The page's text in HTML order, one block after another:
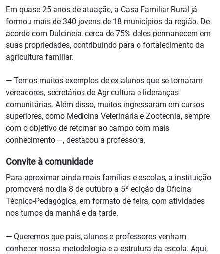
Em quase 25 anos de atuação, a Casa Familiar Rural já
formou mais de 340 jovens de 18 municípios da região. De
acordo com Dulcineia, cerca de 75% deles permanecem em
suas propriedades, contribuindo para o fortalecimento da
agricultura familiar.
— Temos muitos exemplos de ex-alunos que se tornaram
vereadores, secretários de Agricultura e lideranças
comunitárias. Além disso, muitos ingressaram em cursos
superiores, como Medicina Veterinária e Zootecnia, sempre
com o objetivo de retornar ao campo com mais
conhecimento —, destacou a professora.
Convite à comunidade
Para aproximar ainda mais famílias e escolas, a instituição
promoverá no dia 8 de outubro a 5ª edição da Oficina
Técnico-Pedagógica, em formato de feira, com atividades
nos turnos da manhã e da tarde.
— Queremos que pais, alunos e professores venham
conhecer nossa metodologia e a estrutura da escola. Aqui,